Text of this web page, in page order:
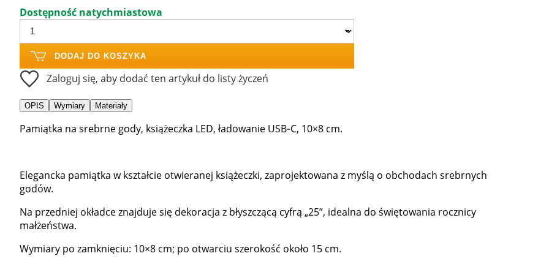
Dostępność natychmiastowa
DODAJ DO KOSZYKA
Zaloguj się, aby dodać ten artykuł do listy życzeń
OPIS Wymiary Materiały
Pamiątka na srebrne gody, książeczka LED, ładowanie USB‑C, 10×8 cm.
Elegancka pamiątka w kształcie otwieranej książeczki, zaprojektowana z myślą o obchodach srebrnych
godów.
Na przedniej okładce znajduje się dekoracja z błyszczącą cyfrą „25”, idealna do świętowania rocznicy
małżeństwa.
Wymiary po zamknięciu: 10×8 cm; po otwarciu szerokość około 15 cm.